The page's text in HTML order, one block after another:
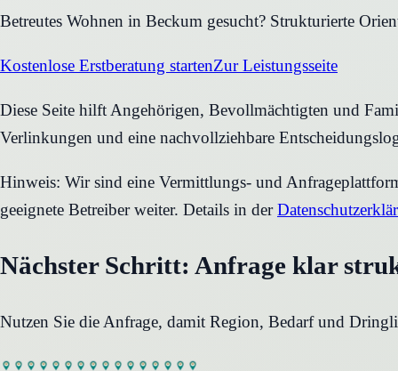
Betreutes Wohnen in Beckum gesucht? Strukturierte
Kostenlose Erstberatung startenZur Leistungsseite
Diese Seite hilft Angehörigen, Bevollmächtigten und
Verlinkungen und eine nachvollziehbare
Hinweis: Wir sind eine Vermittlungs- und
geeignete Betreiber weiter. Details in der
Nächster Schritt: Anfrage klar
Nutzen Sie die Anfrage, damit Region, Bedarf und